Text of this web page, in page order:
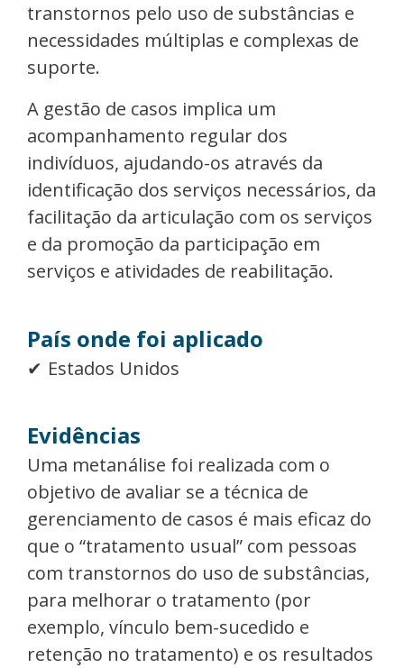
transtornos pelo uso de substâncias e
necessidades múltiplas e complexas de
suporte.
A gestão de casos implica um
acompanhamento regular dos
indivíduos, ajudando-os através da
identificação dos serviços necessários, da
facilitação da articulação com os serviços
e da promoção da participação em
serviços e atividades de reabilitação.
País onde foi aplicado
Estados Unidos
Evidências
Uma metanálise foi realizada com o
objetivo de avaliar se a técnica de
gerenciamento de casos é mais eficaz do
que o “tratamento usual” com pessoas
com transtornos do uso de substâncias,
para melhorar o tratamento (por
exemplo, vínculo bem-sucedido e
retenção no tratamento) e os resultados